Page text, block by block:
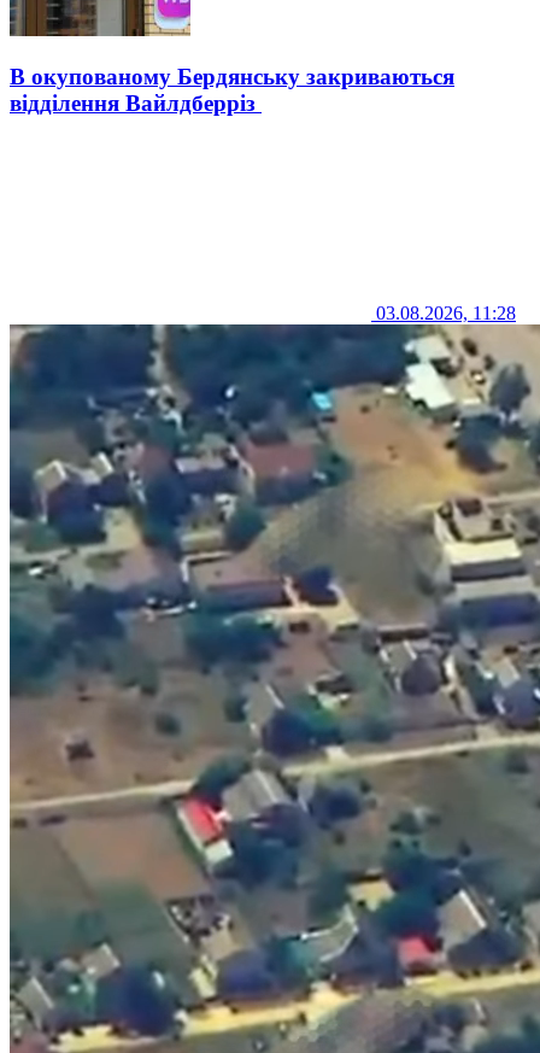
В окупованому Бердянську закриваються
відділення Вайлдберріз
03.08.2026, 11:28